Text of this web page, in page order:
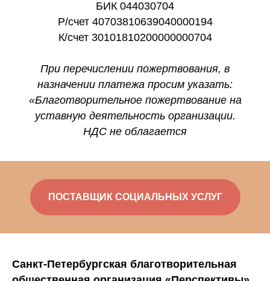
БИК 044030704
Р/счет 40703810639040000194
К/счет 30101810200000000704
При перечислении пожертвования, в
назначении платежа просим указать:
«Благотворительное пожертвование на
уставную деятельность организации.
НДС не облагается
ПОСТАВЩИК СОЦИАЛЬНЫХ УСЛУГ
Санкт-Петербургская благотворительная